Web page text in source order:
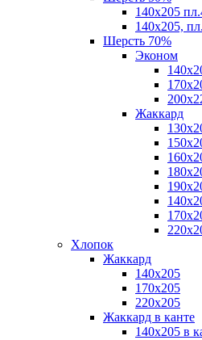
140х205
140х205,
Шерсть 70%
Эконом
Жаккард
Хлопок
Жаккард
140x205
170х205
220х205
Жаккард в канте
140х205 в